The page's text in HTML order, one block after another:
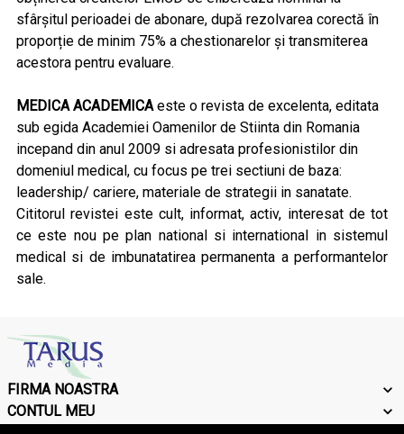
sfârșitul perioadei de abonare, după rezolvarea corectă în
proporție de minim 75% a chestionarelor și transmiterea
acestora pentru evaluare.
MEDICA ACADEMICAeste o revista de excelenta, editata
sub egida Academiei Oamenilor de Stiinta din Romania
incepand din anul 2009 si adresata profesionistilor din
domeniul medical, cu focus pe trei sectiuni de baza:
leadership/ cariere, materiale de strategii in sanatate.
Cititorul revistei este cult, informat, activ, interesat de tot
ce este nou pe plan national si international in sistemul
medical si de imbunatatirea permanenta a performantelor
sale.
FIRMA NOASTRA
CONTUL MEU